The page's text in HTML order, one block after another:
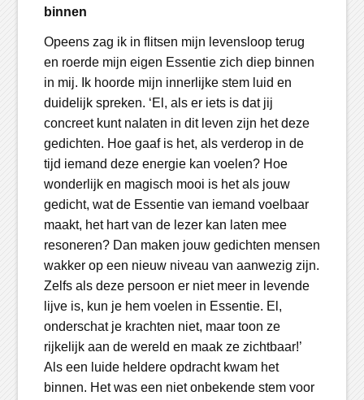
binnen
Opeens zag ik in flitsen mijn levensloop terug
en roerde mijn eigen Essentie zich diep binnen
in mij. Ik hoorde mijn innerlijke stem luid en
duidelijk spreken. ‘El, als er iets is dat jij
concreet kunt nalaten in dit leven zijn het deze
gedichten. Hoe gaaf is het, als verderop in de
tijd iemand deze energie kan voelen? Hoe
wonderlijk en magisch mooi is het als jouw
gedicht, wat de Essentie van iemand voelbaar
maakt, het hart van de lezer kan laten mee
resoneren? Dan maken jouw gedichten mensen
wakker op een nieuw niveau van aanwezig zijn.
Zelfs als deze persoon er niet meer in levende
lijve is, kun je hem voelen in Essentie. El,
onderschat je krachten niet, maar toon ze
rijkelijk aan de wereld en maak ze zichtbaar!’
Als een luide heldere opdracht kwam het
binnen. Het was een niet onbekende stem voor